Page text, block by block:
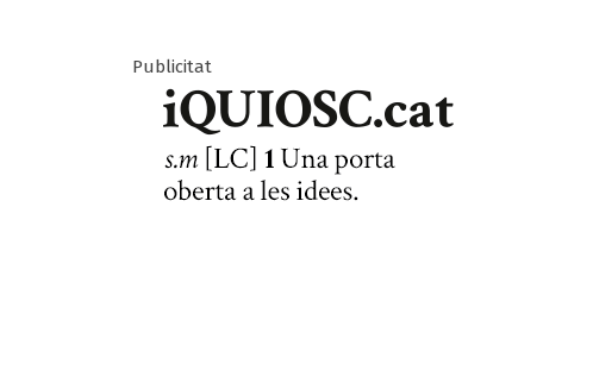
Publicitat